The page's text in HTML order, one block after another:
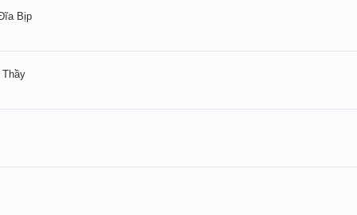
Bịp
Thầy